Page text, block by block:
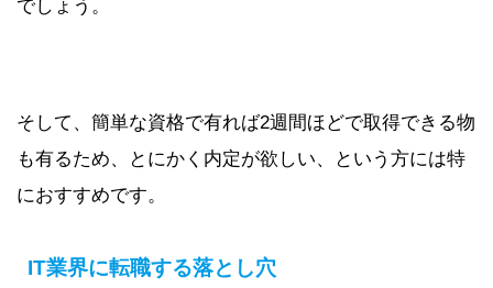
でしょう。
そして、簡単な資格で有れば2週間ほどで取得できる物
も有るため、とにかく内定が欲しい、という方には特
におすすめです。
IT業界に転職する落とし穴